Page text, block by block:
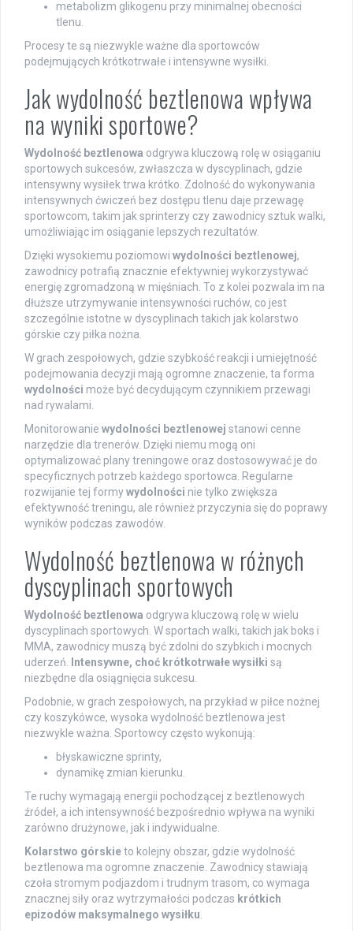
metabolizm glikogenu przy minimalnej obecności
tlenu.
Procesy te są niezwykle ważne dla sportowców
podejmujących krótkotrwałe i intensywne wysiłki.
Jak wydolność beztlenowa wpływa
na wyniki sportowe?
Wydolność beztlenowa odgrywa kluczową rolę w osiąganiu
sportowych sukcesów, zwłaszcza w dyscyplinach, gdzie
intensywny wysiłek trwa krótko. Zdolność do wykonywania
intensywnych ćwiczeń bez dostępu tlenu daje przewagę
sportowcom, takim jak sprinterzy czy zawodnicy sztuk walki,
umożliwiając im osiąganie lepszych rezultatów.
Dzięki wysokiemu poziomowi wydolności beztlenowej,
zawodnicy potrafią znacznie efektywniej wykorzystywać
energię zgromadzoną w mięśniach. To z kolei pozwala im na
dłuższe utrzymywanie intensywności ruchów, co jest
szczególnie istotne w dyscyplinach takich jak kolarstwo
górskie czy piłka nożna.
W grach zespołowych, gdzie szybkość reakcji i umiejętność
podejmowania decyzji mają ogromne znaczenie, ta forma
wydolności może być decydującym czynnikiem przewagi
nad rywalami.
Monitorowanie wydolności beztlenowej stanowi cenne
narzędzie dla trenerów. Dzięki niemu mogą oni
optymalizować plany treningowe oraz dostosowywać je do
specyficznych potrzeb każdego sportowca. Regularne
rozwijanie tej formywydolności nie tylko zwiększa
efektywność treningu, ale również przyczynia się do poprawy
wyników podczas zawodów.
Wydolność beztlenowa w różnych
dyscyplinach sportowych
Wydolność beztlenowa odgrywa kluczową rolę w wielu
dyscyplinach sportowych. W sportach walki, takich jak boks i
MMA, zawodnicy muszą być zdolni do szybkich i mocnych
uderzeń. Intensywne, choć krótkotrwałe wysiłki są
niezbędne dla osiągnięcia sukcesu.
Podobnie, w grach zespołowych, na przykład w piłce nożnej
czy koszykówce, wysoka wydolność beztlenowa jest
niezwykle ważna. Sportowcy często wykonują:
błyskawiczne sprinty,
dynamikę zmian kierunku.
Te ruchy wymagają energii pochodzącej z beztlenowych
źródeł, a ich intensywność bezpośrednio wpływa na wyniki
zarówno drużynowe, jak i indywidualne.
Kolarstwo górskieto kolejny obszar, gdzie wydolność
beztlenowa ma ogromne znaczenie. Zawodnicy stawiają
czoła stromym podjazdom i trudnym trasom, co wymaga
znacznej siły oraz wytrzymałości podczas krótkich
epizodów maksymalnego wysiłku.